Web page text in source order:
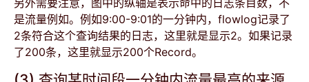
是流量例如。例如9:00-9:01的一分钟内，flowlog记录了
2条符合这个查询结果的日志，这里就是显示2。如果记录
了200条，这里就显示200个Record。